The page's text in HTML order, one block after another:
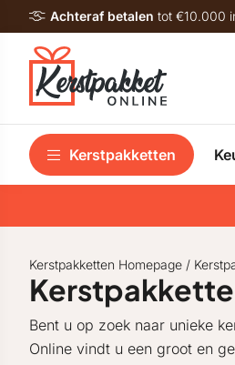
Achteraf betalen tot €10.000
Kerstpakketten
Kerstpakketten Homepage /
Bent u op zoek naar unieke
Online vindt u een groot en